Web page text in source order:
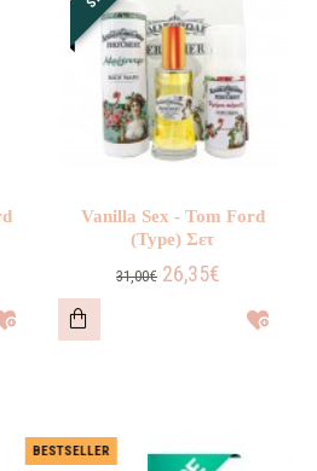
Vanilla Sex - Tom Ford
(Type) Σετ
31,00€ 26,35€
BESTSELLER